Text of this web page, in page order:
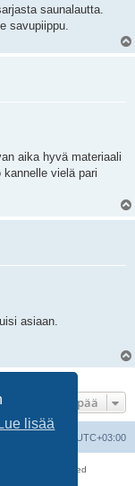
Lue lisää
saunalautta.
savupiippu.
aika hyvä materiaali
vielä pari
asiaan.
Hyppää
UTC+03:00
© phpBB Limited